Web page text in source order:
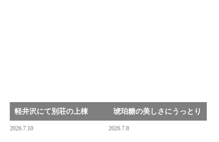
軽井沢にて別荘の上棟 琥珀糖の美しさにうっとり
2026.7.10 2026.7.8